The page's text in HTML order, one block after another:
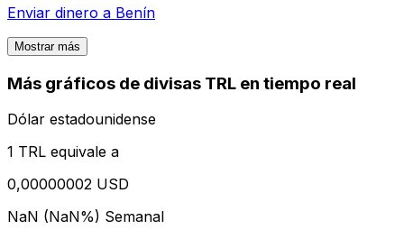
Enviar dinero a Benín
Mostrar más
Más gráficos de divisas TRL en tiempo real
Dólar estadounidense
1 TRL equivale a
0,00000002 USD
NaN (NaN%) Semanal